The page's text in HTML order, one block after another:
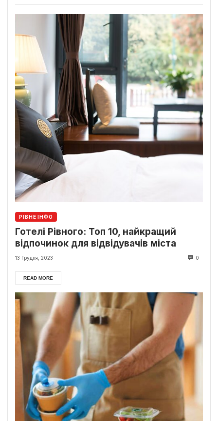
РІВНЕ ІНФО
Готелі Рівного: Топ 10, найкращий
відпочинок для відвідувачів міста
13 Грудня, 2023 0
READ MORE